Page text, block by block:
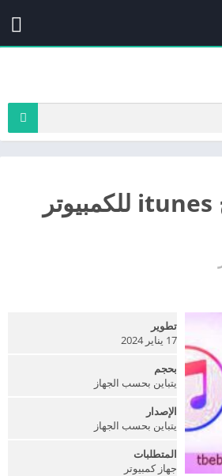
تحميل برنامج itunes للكمبيوتر
تطوير
17 يناير 2024
بحجم
يتباين بحسب الجهاز
الإصدار
يتباين بحسب الجهاز
المتطلبات
جهاز كمبيوتر